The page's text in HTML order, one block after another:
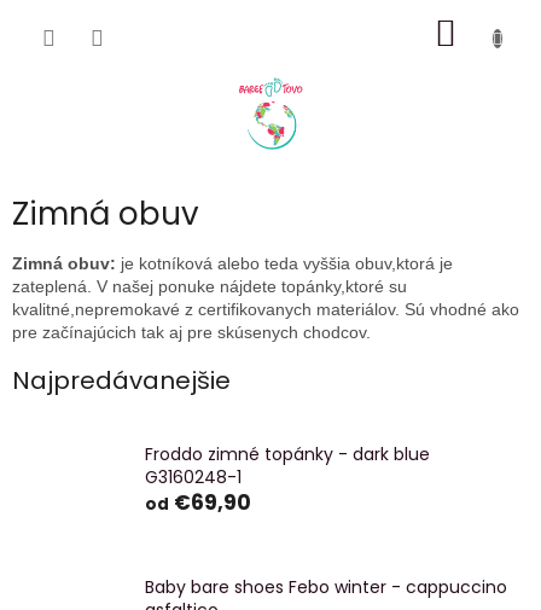
Zimná obuv
Zimná obuv: je kotníková alebo teda vyššia obuv,ktorá je
zateplená. V našej ponuke nájdete topánky,ktoré su
kvalitné,nepremokavé z certifikovanych materiálov. Sú vhodné ako
pre začínajúcich tak aj pre skúsenych chodcov.
Najpredávanejšie
Froddo zimné topánky - dark blue
G3160248-1
od €69,90
Baby bare shoes Febo winter - cappuccino